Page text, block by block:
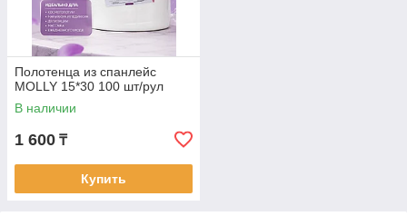
Полотенца из спанлейс
MOLLY 15*30 100 шт/рул
В наличии
1 600 ₸
Купить